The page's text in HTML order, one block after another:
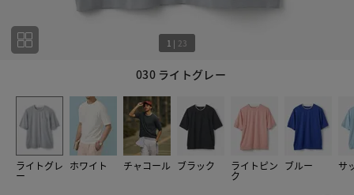
030 ライトグレー
1 | 23
ライトグレ
ー
ホワイト チャコール ブラック ライトピン
ク
ブルー サ
1
この商品をシェアする